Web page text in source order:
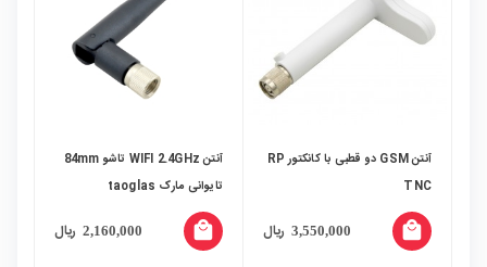
آنتن GSM دو قطبی با کانکتور RP
TNC
3,550,000 ریال local_mall
آنتن WIFI 2.4GHz تاشو 84mm
تایوانی مارک taoglas
2,160,000 ریال local_mall